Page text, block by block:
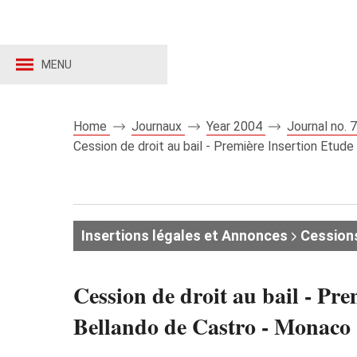
MENU
Home Journaux Year 2004
Journal no.
Cession de droit au bail - Première Insertion
Insertions légales et Annonces
Cession de droit au bail -
Bellando de Castro - Monaco